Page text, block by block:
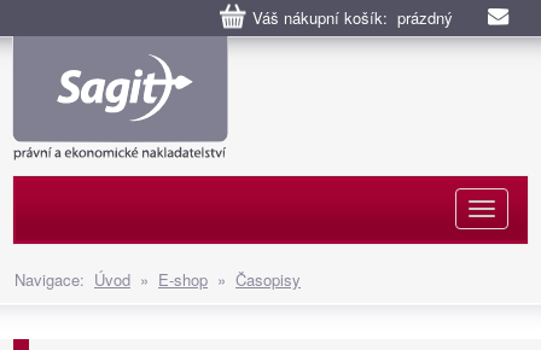
Váš nákupní košík: prázdný
Navigace: Úvod » E-shop » Časopisy